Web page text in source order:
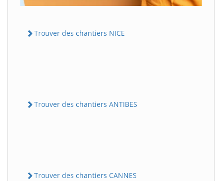
Trouver des chantiers NICE
Trouver des chantiers ANTIBES
Trouver des chantiers CANNES